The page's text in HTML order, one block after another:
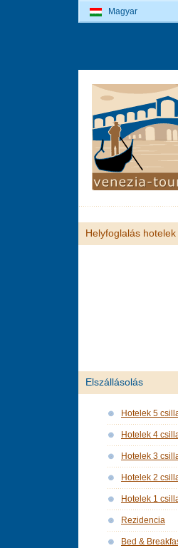
Helyfoglalás hotelek
Elszállásolás
Hotelek 5
Hotelek 4
Hotelek 3
Hotelek 2
Hotelek 1
Rezidencia
Bed &
Magyar